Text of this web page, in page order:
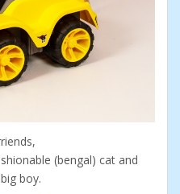
(bengal) cat and
boy.